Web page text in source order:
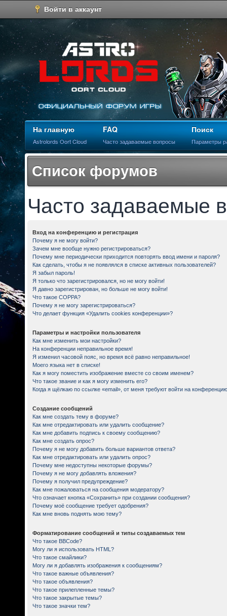
Войти в аккаунт
На главную
Astrolords Oort Cloud
FAQ
Часто задаваемые вопросы
Поиск
Параметры
Список форумов
Часто задаваемые
Вход на конференцию и регистрация
Почему я не могу войти?
Зачем мне вообще нужно регистрироваться?
Почему мне периодически приходится повторять ввод имени и пароля?
Как сделать, чтобы я не появлялся в списке активных пользователей?
Я забыл пароль!
Я только что зарегистрировался, но не могу войти!
Я давно зарегистрирован, но больше не могу войти!
Что такое COPPA?
Почему я не могу зарегистрироваться?
Что делает функция «Удалить cookies конференции»?
Параметры и настройки пользователя
Как мне изменить мои настройки?
На конференции неправильное время!
Я изменил часовой пояс, но время всё равно неправильное!
Моего языка нет в списке!
Как я могу поместить изображение вместе со своим именем?
Что такое звание и как я могу изменить его?
Когда я щёлкаю по ссылке «email», от меня требуют войти на
Создание сообщений
Как мне создать тему в форуме?
Как мне отредактировать или удалить сообщение?
Как мне добавить подпись к своему сообщению?
Как мне создать опрос?
Почему я не могу добавить больше вариантов ответа?
Как мне отредактировать или удалить опрос?
Почему мне недоступны некоторые форумы?
Почему я не могу добавлять вложения?
Почему я получил предупреждение?
Как мне пожаловаться на сообщения модератору?
Что означает кнопка «Сохранить» при создании сообщения?
Почему моё сообщение требует одобрения?
Как мне вновь поднять мою тему?
Форматирование сообщений и типы создаваемых тем
Что такое BBCode?
Могу ли я использовать HTML?
Что такое смайлики?
Могу ли я добавлять изображения к сообщениям?
Что такое важные объявления?
Что такое объявления?
Что такое прилепленные темы?
Что такое закрытые темы?
Что такое значки тем?